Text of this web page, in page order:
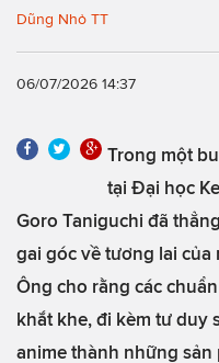
Dũng Nhỏ TT
06/07/2026 14:37
Trong một
tại Đại học
Goro Taniguchi đã
gai góc về tương lai
Ông cho rằng các
khắt khe, đi kèm tư duy
anime thành những